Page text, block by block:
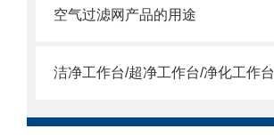
空气过滤网产品的用途
洁净工作台/超净工作台/净化工作台